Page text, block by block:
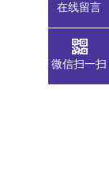
在线留言
微信扫一扫